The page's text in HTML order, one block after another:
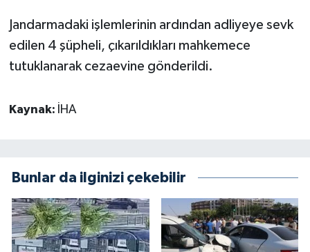
Jandarmadaki işlemlerinin ardından adliyeye sevk
edilen 4 şüpheli, çıkarıldıkları mahkemece
tutuklanarak cezaevine gönderildi.
Kaynak: İHA
Bunlar da ilginizi çekebilir